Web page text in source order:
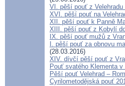
VI. pěší pouť z
XVI. pěší pouť na
XII. pěší pouť k Panně
XIII. pěší pouť z Kobylí
IX. pěší pouť mužů z
I. pěší pouť za obnovu
(28.03.2016)
XIV. dívčí pěší pouť z
Pouť svatého Klementa
Pěší pouť Velehrad –
Cyrilometodějská pouť